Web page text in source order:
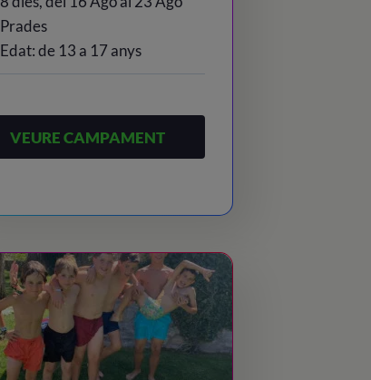
Prades
Edat: de 13 a 17 anys
VEURE CAMPAMENT